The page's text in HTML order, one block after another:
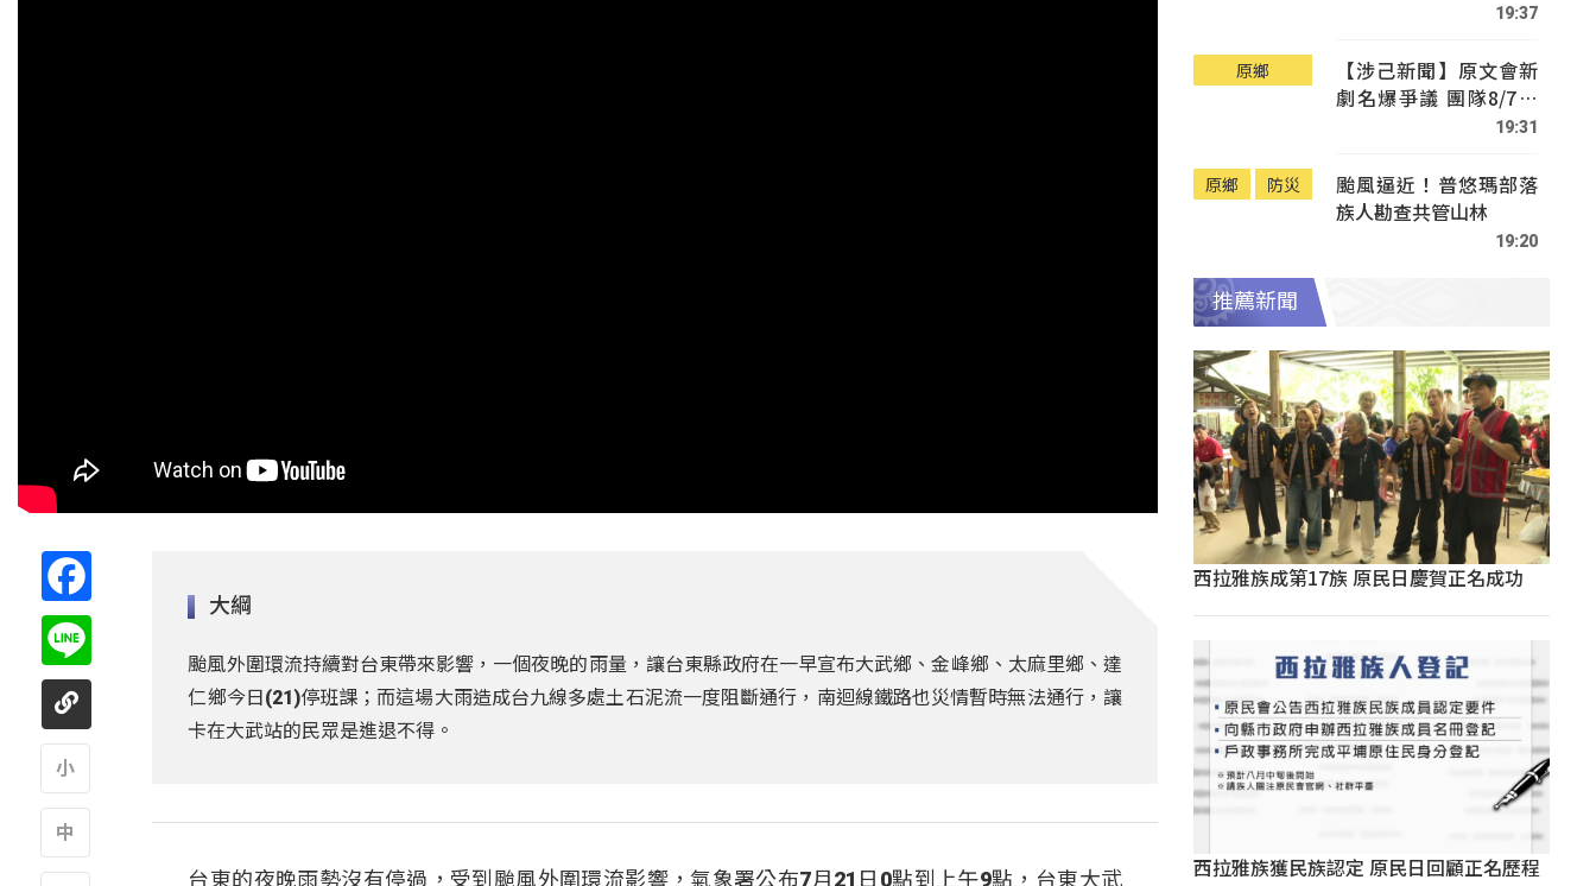
大綱
颱風外圍環流持續對台東帶來影響，一個夜晚的雨量，讓台東縣政府在一早宣布大武鄉、金峰鄉、太麻里鄉、達
仁鄉今日(21)停班課；而這場大雨造成台九線多處土石泥流一度阻斷通行，南迴線鐵路也災情暫時無法通行，讓
卡在大武站的民眾是進退不得。
台東的夜晚雨勢沒有停過，受到颱風外圍環流影響，氣象署公布7月21日0點到上午9點，台東大武
19:37
原鄉
【涉己新聞】原文會新
劇名爆爭議 團隊8/7赴
19:31
原鄉 防災
颱風逼近！普悠瑪部落
族人勘查共管山林
19:20
推薦新聞
西拉雅族成第17族 原民日慶賀正名成功
西拉雅族獲民族認定 原民日回顧正名歷程